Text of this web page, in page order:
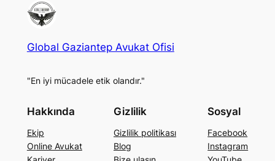
Global Gaziantep Avukat Ofisi
"En iyi mücadele etik olandır."
Hakkında
Ekip
Online Avukat
Gizlilik
Gizlilik politikası
Blog
Sosyal
Facebook
Instagram